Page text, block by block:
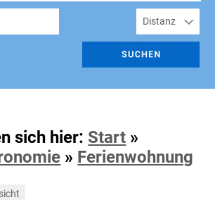
sich hier: Start »
» Ferienwohnung